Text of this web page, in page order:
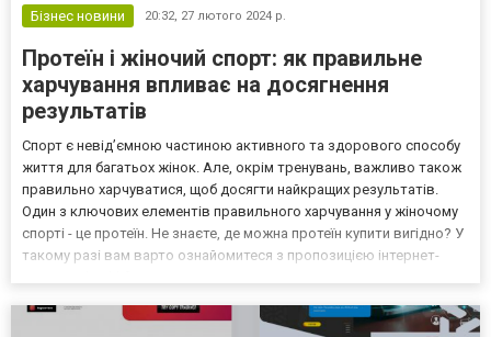
Бізнес новини 20:32, 27 лютого 2024 р.
Протеїн і жіночий спорт: як правильне
харчування впливає на досягнення
результатів
Спорт є невід’ємною частиною активного та здорового способу
життя для багатьох жінок. Але, окрім тренувань, важливо також
правильно харчуватися, щоб досягти найкращих результатів.
Один з ключових елементів правильного харчування у жіночому
спорті - це протеїн. Не знаєте, де можна протеїн купити вигідно? У
такому разі вам варто ознайомитеся з пропозицією інтернет-